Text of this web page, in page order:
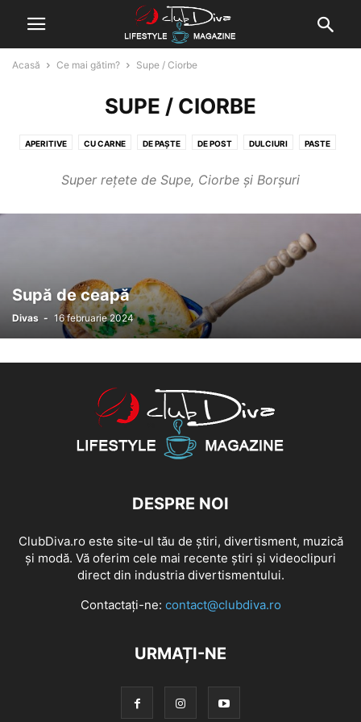
Acasă Ce mai gătim? Supe / Ciorbe
SUPE / CIORBE
APERITIVE CU CARNE DE PAȘTE DE POST DULCIURI PASTE
Super rețete de Supe, Ciorbe și Borșuri
Supă de ceapă
Divas - 16 februarie 2024
DESPRE NOI
ClubDiva.ro este site-ul tău de știri, divertisment, muzică
și modă. Vă oferim cele mai recente știri și videoclipuri
direct din industria divertismentului.
Contactați-ne: contact@clubdiva.ro
URMAȚI-NE